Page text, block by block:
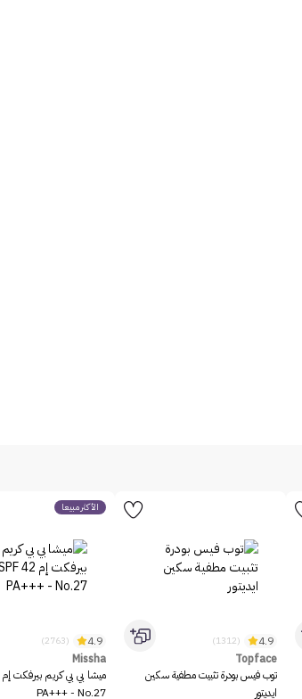
4.9
(1312)
Topface
توب فيس بودرة تثبيت مطفية سكين
ايديتور
الأكثر مبيعاً
4.9
(2763)
Missha
PA+++ - No.27